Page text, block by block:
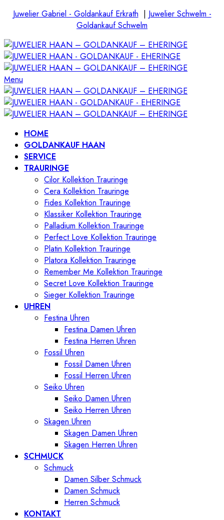
Juwelier Gabriel - Goldankauf Erkrath | Juwelier Schwelm -
Goldankauf Schwelm
Menu
HOME
GOLDANKAUF HAAN
SERVICE
TRAURINGE
Cilor Kollektion Trauringe
Cera Kollektion Trauringe
Fides Kollektion Trauringe
Klassiker Kollektion Trauringe
Palladium Kollektion Trauringe
Perfect Love Kollektion Trauringe
Platin Kollektion Trauringe
Platora Kollektion Trauringe
Remember Me Kollektion Trauringe
Secret Love Kollektion Trauringe
Sieger Kollektion Trauringe
UHREN
Festina Uhren
Festina Damen Uhren
Festina Herren Uhren
Fossil Uhren
Fossil Damen Uhren
Fossil Herren Uhren
Seiko Uhren
Seiko Damen Uhren
Seiko Herren Uhren
Skagen Uhren
Skagen Damen Uhren
Skagen Herren Uhren
SCHMUCK
Schmuck
Damen Silber Schmuck
Damen Schmuck
Herren Schmuck
KONTAKT